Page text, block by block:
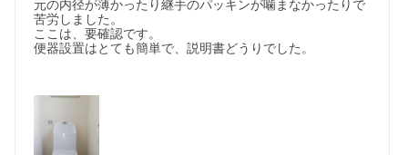
元の内径が薄かったり継手のパッキンが噛まなかったりで
苦労しました。
ここは、要確認です。
便器設置はとても簡単で、説明書どうりでした。